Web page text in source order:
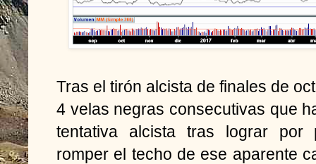
Tras el tirón alcista de finales de
4 velas negras consecutivas que
tentativa alcista tras lograr por
romper el techo de ese aparente